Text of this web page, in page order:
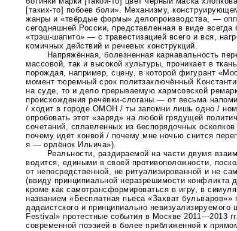
[таких-то] побоев боли». Механизму,
жанры и «твёрдые формы» делопроизводства, —
сегодняшней России, представленная в виде
«трэш-шапито» — с травестизацией всего и вся,
комичных действий и речевых конструкций.
Напряжённая, болезненная карнавальность
массовой, так и высокой культуры, проникает в
порождая, например, сцену, в которой фигурант
момент тюремный срок политзаключённый
на суде, то и дело прерываемую хармсовской
происхожденияречёвки-слоганы — от весьма
/ ходит в городе ОМОН / ты запомни лишь одно /
опробовать этот «заряд» на любой грядущей
сочетаний, сплавленных из беспорядочных
почему идёт конвой / почему мне ночью снится
я — орлёнок Ильича»).
Реальности, раздираемой на части двумя
водится, едиными в своей противоположности,
от непосредственной, не ритуализированной и не
(ввиду принципиальной неразрешимости конфликта
кроме как самотрансформироваться в игру, в
названием «Бесплатная пьеса «Захват бульваров»»
дадаистского и принципиально
Festival» протестные события в Москве2011—2013
современной поэзией в более приближенной к